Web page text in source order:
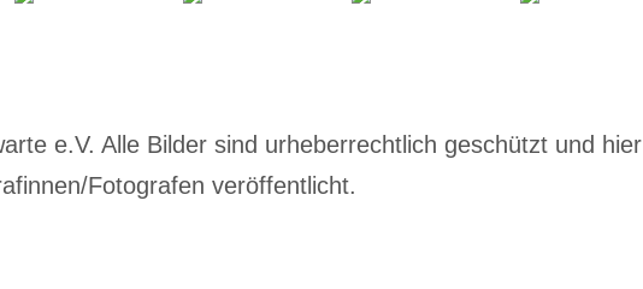
e.V. Alle Bilder sind urheberrechtlich geschützt und
Fotografen veröffentlicht.